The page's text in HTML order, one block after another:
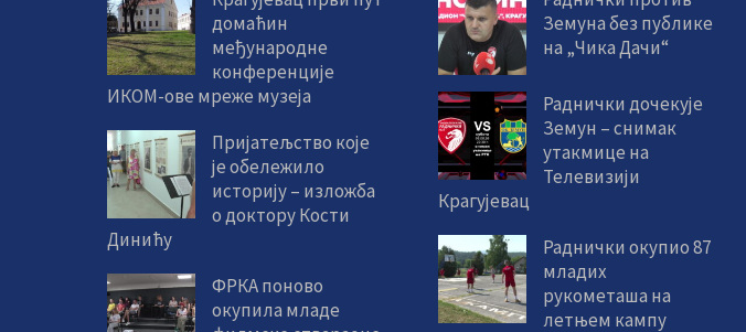
домаћин
међународне
конференције
ИКОМ-ове мреже музеја
Пријатељство које
је обележило
историју – изложба
о доктору Кости
Динићу
ФРКА поново
окупила младе
Земуна без публике
на „Чика Дачи“
Раднички дочекује
Земун – снимак
утакмице на
Телевизији
Крагујевац
Раднички окупио 87
младих
рукометаша на
летњем кампу